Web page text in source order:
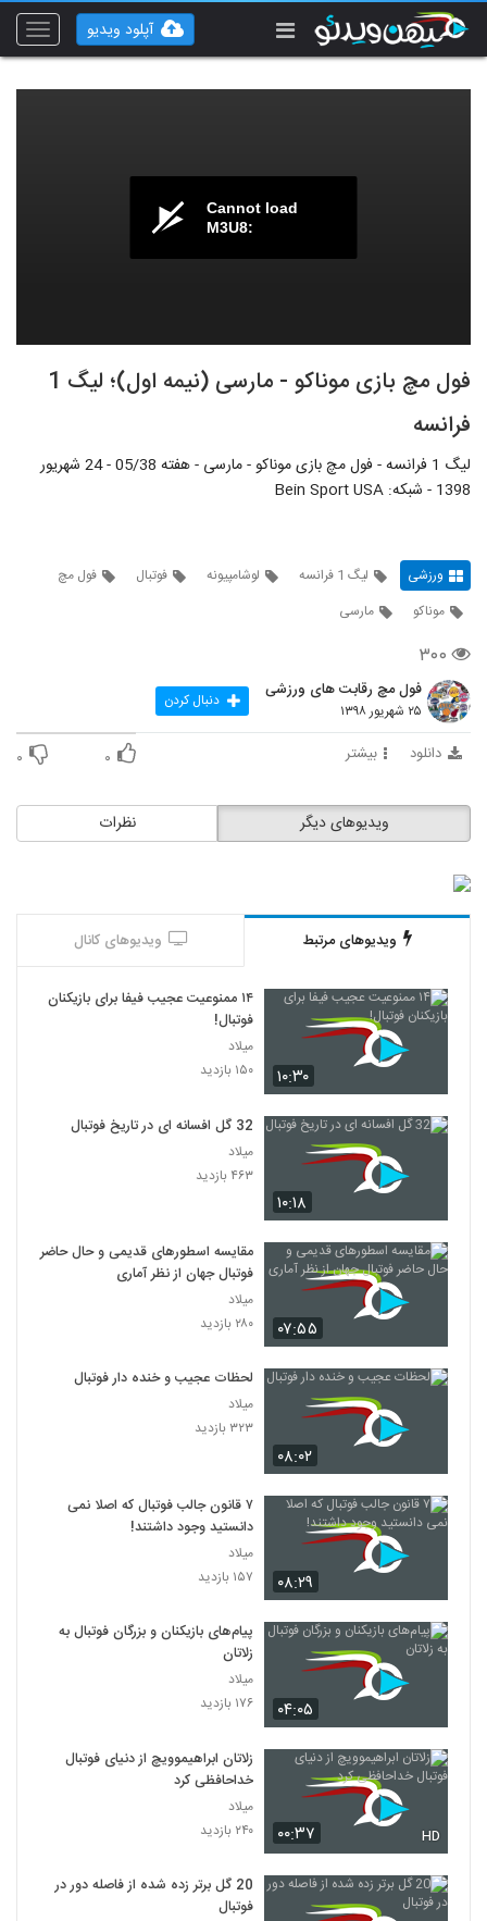
Toggle
آپلود ویدیو
Cannot load
M3U8:
فول مچ بازی موناکو - مارسی (نیمه اول)؛ لیگ 1
فرانسه
لیگ 1 فرانسه - فول مچ بازی موناکو - مارسی - هفته 05/38 - 24 شهریور
1398 - شبکه: Bein Sport USA
ورزشی لیگ 1 فرانسه لوشامپیونه فوتبال
فول مچ
موناکو
مارسی
۳۰۰
فول مچ رقابت های ورزشی
۲۵ شهریور ۱۳۹۸ دنبال کردن
دانلود بیشتر ۰ ۰
نظرات ویدیوهای دیگر
ویدیوهای مرتبط ویدیوهای کانال
۱۰:۳۰
۱۴ ممنوعیت عجیب فیفا برای بازیکنان
فوتبال!
میلاد
۱۵۰ بازدید
۱۰:۱۸
32 گل افسانه ای در تاریخ فوتبال
میلاد
۴۶۳ بازدید
۰۷:۵۵
مقایسه اسطورهای قدیمی و حال حاضر
فوتبال جهان از نظر آماری
میلاد
۲۸۰ بازدید
۰۸:۰۲
لحظات عجیب و خنده دار فوتبال
میلاد
۳۲۳ بازدید
۰۸:۲۹
۷ قانون جالب فوتبال که اصلا نمی
دانستید وجود داشتند!
میلاد
۱۵۷ بازدید
۰۴:۰۵
پیام‌های بازیکنان و بزرگان فوتبال به
زلاتان
میلاد
۱۷۶ بازدید
۰۰:۳۷ HD
زلاتان ابراهیموویچ از دنیای فوتبال
خداحافظی کرد
میلاد
۲۴۰ بازدید
20 گل برتر زده شده از فاصله دور در
فوتبال